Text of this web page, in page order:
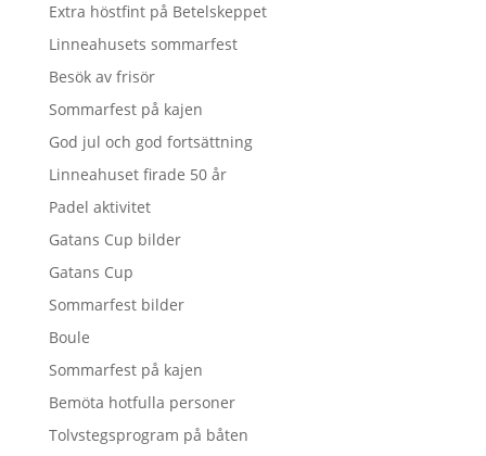
Extra höstfint på Betelskeppet
Linneahusets sommarfest
Besök av frisör
Sommarfest på kajen
God jul och god fortsättning
Linneahuset firade 50 år
Padel aktivitet
Gatans Cup bilder
Gatans Cup
Sommarfest bilder
Boule
Sommarfest på kajen
Bemöta hotfulla personer
Tolvstegsprogram på båten